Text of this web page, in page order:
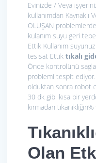
Evinizde / Veya
kullanımdan Kaynaklı
OLUŞAN
kulanım suyu geri
Ettik Kullanım
tesisat Ettik tıkalı
Önce kontrolünü
problemi tespit ediyor.
olduktan sonra robot
30 dk gibi kısa bir
kırmadan
Olan